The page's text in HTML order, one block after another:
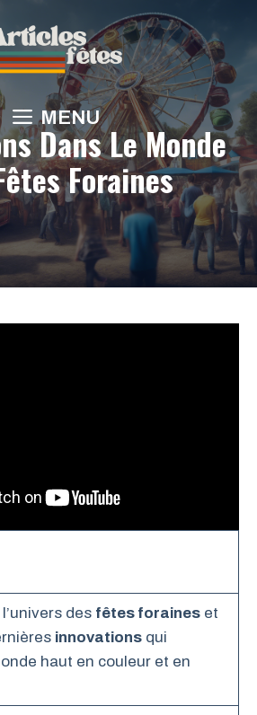
MENU
Dans Le Monde
Foraines
des fêtes foraineset
innovationsqui
haut en couleur et en